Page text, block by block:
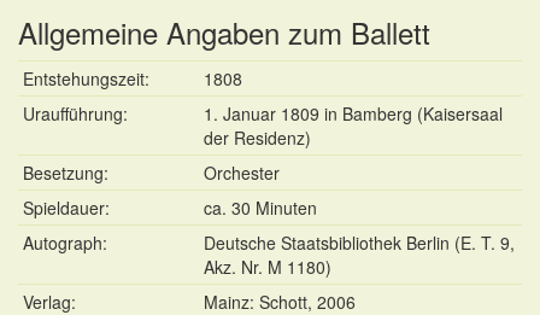
Allgemeine Angaben zum Ballett
Entstehungszeit:
1808
Uraufführung:
1. Januar 1809 in Bamberg (Kaisersaal
der Residenz)
Besetzung:
Orchester
Spieldauer:
ca. 30 Minuten
Autograph:
Deutsche Staatsbibliothek Berlin (E. T. 9,
Akz. Nr. M 1180)
Verlag:
Mainz: Schott, 2006